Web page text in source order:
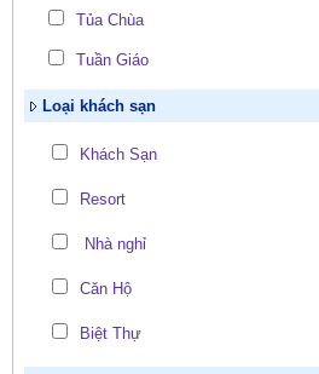
Tủa Chùa
Tuần Giáo
Loại khách sạn
Khách Sạn
Resort
Nhà nghỉ
Căn Hộ
Biệt Thự